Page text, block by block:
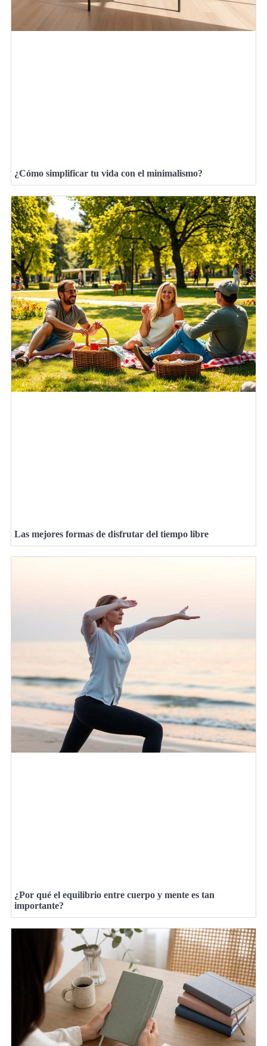
¿Cómo simplificar tu vida con el minimalismo?
Las mejores formas de disfrutar del tiempo libre
¿Por qué el equilibrio entre cuerpo y mente es tan
importante?